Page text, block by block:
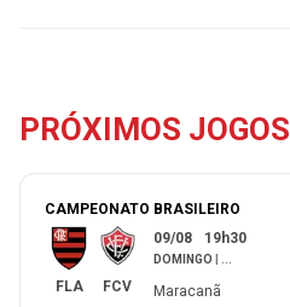
PRÓXIMOS JOGOS
CAMPEONATO BRASILEIRO
FLA FCV
09/08 19h30
DOMINGO
Maracanã